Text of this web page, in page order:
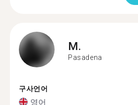
M.
Pasadena
구사언어
영어